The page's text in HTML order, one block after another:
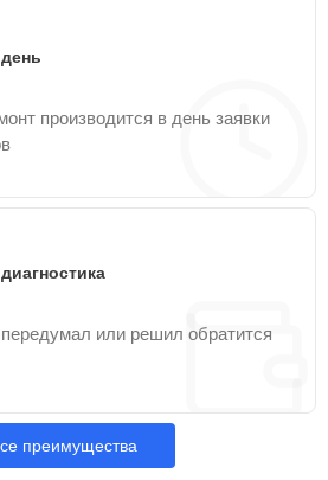
производится в день заявки
или решил обратится
преимущества